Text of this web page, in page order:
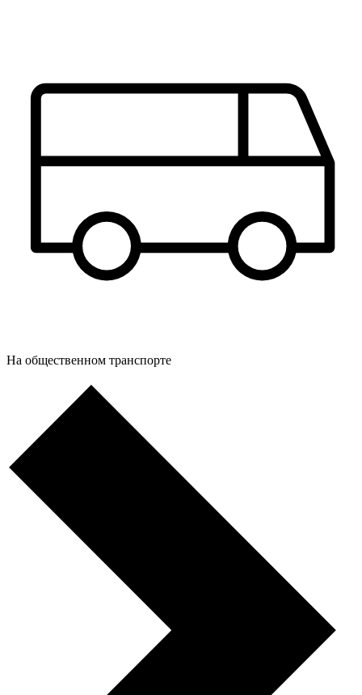
На общественном транспорте